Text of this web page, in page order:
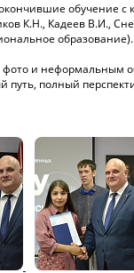
К.Н., Кадеев В.И.,
и неформальным
путь, полный